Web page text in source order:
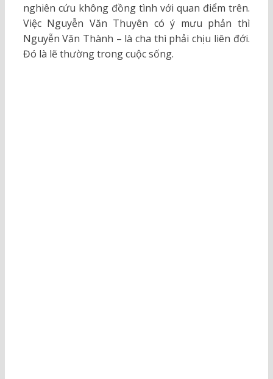
nghiên cứu không đồng tình với quan điểm trên.
Việc Nguyễn Văn Thuyên có ý mưu phản thì
Nguyễn Văn Thành – là cha thì phải chịu liên đới.
Đó là lẽ thường trong cuộc sống.